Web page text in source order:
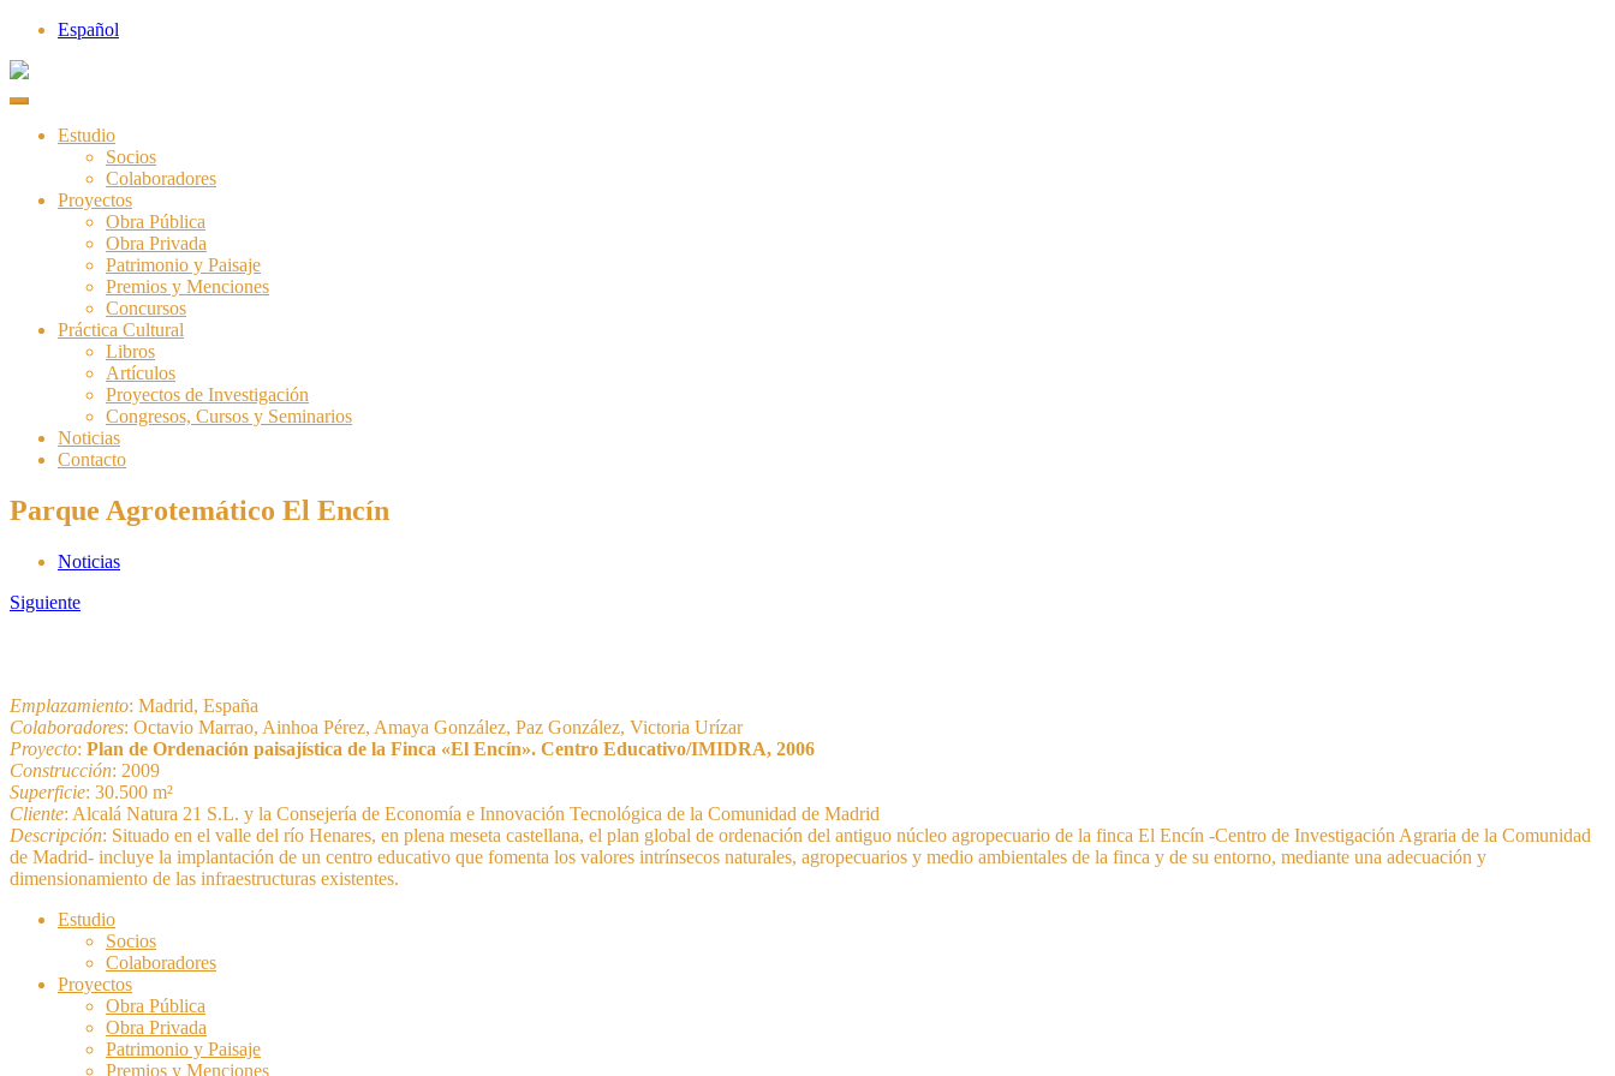
Skip
content
Español
Estudio
Socios
Colaboradores
Proyectos
Obra Pública
Obra Privada
Patrimonio y Paisaje
Premios y Menciones
Concursos
Práctica Cultural
Libros
Artículos
Proyectos de Investigación
Congresos, Cursos y Seminarios
Noticias
Contacto
Parque Agrotemático El Encín
Noticias
Siguiente
Emplazamiento: Madrid, España
Colaboradores: Octavio Marrao, Ainhoa Pérez, Amaya González, Paz González, Victoria Urízar
Proyecto: Plan de Ordenación paisajística de la Finca «El Encín». Centro Educativo/IMIDRA, 2006
Construcción: 2009
Superficie: 30.500 m²
Cliente: Alcalá Natura 21 S.L. y la Consejería de Economía e Innovación Tecnológica de la Comunidad de Madrid
Descripción: Situado en el valle del río Henares, en plena meseta castellana, el plan global de ordenación del antiguo núcleo agropecuario de la finca El Encín -Centro de Investigación Agraria de la Comunidad
de Madrid- incluye la implantación de un centro educativo que fomenta los valores intrínsecos naturales, agropecuarios y medio ambientales de la finca y de su entorno, mediante una adecuación y
dimensionamiento de las infraestructuras existentes.
Estudio
Socios
Colaboradores
Proyectos
Obra Pública
Obra Privada
Patrimonio y Paisaje
Premios y Menciones